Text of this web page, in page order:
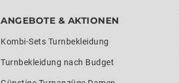
ANGEBOTE & AKTIONEN
Kombi-Sets Turnbekleidung
Turnbekleidung nach Budget